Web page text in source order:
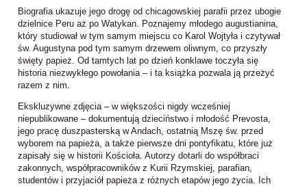
Biografia ukazuje jego drogę od chicagowskiej parafii przez ubogie
dzielnice Peru aż po Watykan. Poznajemy młodego augustianina,
który studiował w tym samym miejscu co Karol Wojtyła i czytywał
św. Augustyna pod tym samym drzewem oliwnym, co przyszły
święty papież. Od tamtych lat po dzień konklawe toczyła się
historia niezwykłego powołania – i ta książka pozwala ją przeżyć
razem z nim.
Ekskluzywne zdjęcia – w większości nigdy wcześniej
niepublikowane – dokumentują dzieciństwo i młodość Prevosta,
jego pracę duszpasterską w Andach, ostatnią Mszę św. przed
wyborem na papieża, a także pierwsze dni pontyfikatu, które już
zapisały się w historii Kościoła. Autorzy dotarli do współbraci
zakonnych, współpracowników z Kurii Rzymskiej, parafian,
studentów i przyjaciół papieża z różnych etapów jego życia. Ich